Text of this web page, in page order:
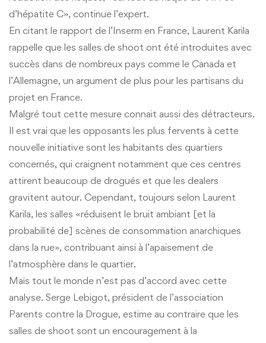
d’hépatite C», continue l’expert.
En citant le rapport de l’Inserm en France, Laurent Karila
rappelle que les salles de shoot ont été introduites avec
succès dans de nombreux pays comme le Canada et
l’Allemagne, un argument de plus pour les partisans du
projet en France.
Malgré tout cette mesure connait aussi des détracteurs.
Il est vrai que les opposants les plus fervents à cette
nouvelle initiative sont les habitants des quartiers
concernés, qui craignent notamment que ces centres
attirent beaucoup de drogués et que les dealers
gravitent autour. Cependant, toujours selon Laurent
Karila, les salles «réduisent le bruit ambiant [et la
probabilité de] scènes de consommation anarchiques
dans la rue», contribuant ainsi à l’apaisement de
l’atmosphère dans le quartier.
Mais tout le monde n’est pas d’accord avec cette
analyse. Serge Lebigot, président de l’association
Parents contre la Drogue, estime au contraire que les
salles de shoot sont un encouragement à la